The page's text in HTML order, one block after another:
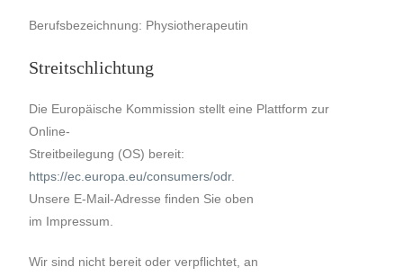
Berufsbezeichnung: Physiotherapeutin
Streitschlichtung
Die Europäische Kommission stellt eine Plattform zur
Online-
Streitbeilegung (OS) bereit:
https://ec.europa.eu/consumers/odr.
Unsere E-Mail-Adresse finden Sie oben
im Impressum.
Wir sind nicht bereit oder verpflichtet, an